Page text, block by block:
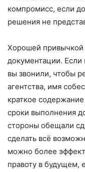
компромисс, если
решения не
Хорошей привычкой
документации. Если
вы звонили, чтобы
агентства, имя
краткое
сроки выполнения
стороны обещали
сделать всё
можно более
правоту в будущем,